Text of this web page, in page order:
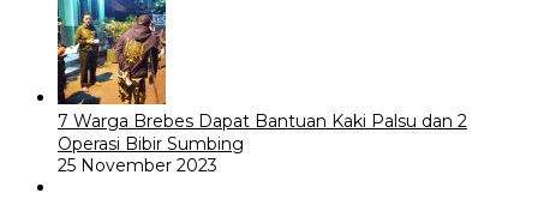
7 Warga Brebes Dapat Bantuan Kaki Palsu dan 2
Operasi Bibir Sumbing
25 November 2023